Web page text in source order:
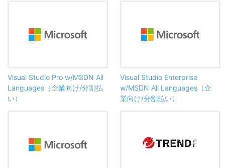
Visual Studio Pro w/MSDN All
Languages（企業向け/分割払
い）
Visual Studio Enterprise
w/MSDN All Languages（企
業向け/分割払い）